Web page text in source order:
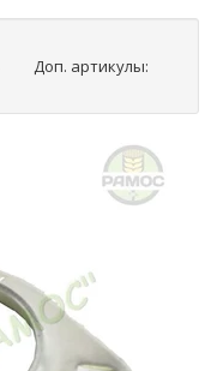
Доп. артикулы: